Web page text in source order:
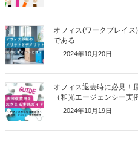
オフィス(ワークプレイ
である
2024年10月20日
オフィス退去時に必見！
（和光エージェンシー実
2024年10月19日